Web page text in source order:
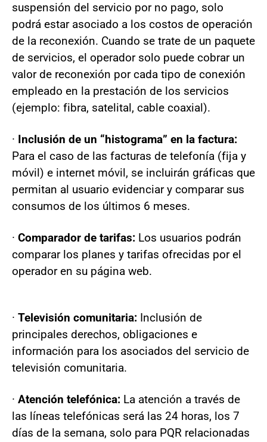
suspensión del servicio por no pago, solo
podrá estar asociado a los costos de operación
de la reconexión. Cuando se trate de un paquete
de servicios, el operador solo puede cobrar un
valor de reconexión por cada tipo de conexión
empleado en la prestación de los servicios
(ejemplo: fibra, satelital, cable coaxial).
· Inclusión de un “histograma” en la factura:
Para el caso de las facturas de telefonía (fija y
móvil) e internet móvil, se incluirán gráficas que
permitan al usuario evidenciar y comparar sus
consumos de los últimos 6 meses.
· Comparador de tarifas: Los usuarios podrán
comparar los planes y tarifas ofrecidas por el
operador en su página web.
· Televisión comunitaria: Inclusión de
principales derechos, obligaciones e
información para los asociados del servicio de
televisión comunitaria.
· Atención telefónica: La atención a través de
las líneas telefónicas será las 24 horas, los 7
días de la semana, solo para PQR relacionadas